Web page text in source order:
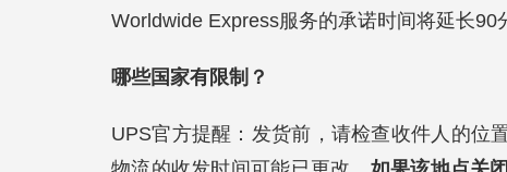
Worldwide Express服务的承诺时间将延长90
哪些国家有限制？
UPS官方提醒：发货前，请检查收件人的位